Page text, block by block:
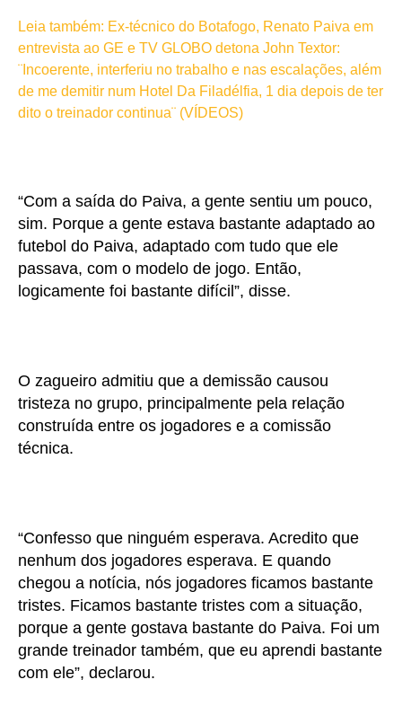
Leia também: Ex-técnico do Botafogo, Renato Paiva em
entrevista ao GE e TV GLOBO detona John Textor:
¨Incoerente, interferiu no trabalho e nas escalações, além
de me demitir num Hotel Da Filadélfia, 1 dia depois de ter
dito o treinador continua¨ (VÍDEOS)
“Com a saída do Paiva, a gente sentiu um pouco,
sim. Porque a gente estava bastante adaptado ao
futebol do Paiva, adaptado com tudo que ele
passava, com o modelo de jogo. Então,
logicamente foi bastante difícil”, disse.
O zagueiro admitiu que a demissão causou
tristeza no grupo, principalmente pela relação
construída entre os jogadores e a comissão
técnica.
“Confesso que ninguém esperava. Acredito que
nenhum dos jogadores esperava. E quando
chegou a notícia, nós jogadores ficamos bastante
tristes. Ficamos bastante tristes com a situação,
porque a gente gostava bastante do Paiva. Foi um
grande treinador também, que eu aprendi bastante
com ele”, declarou.